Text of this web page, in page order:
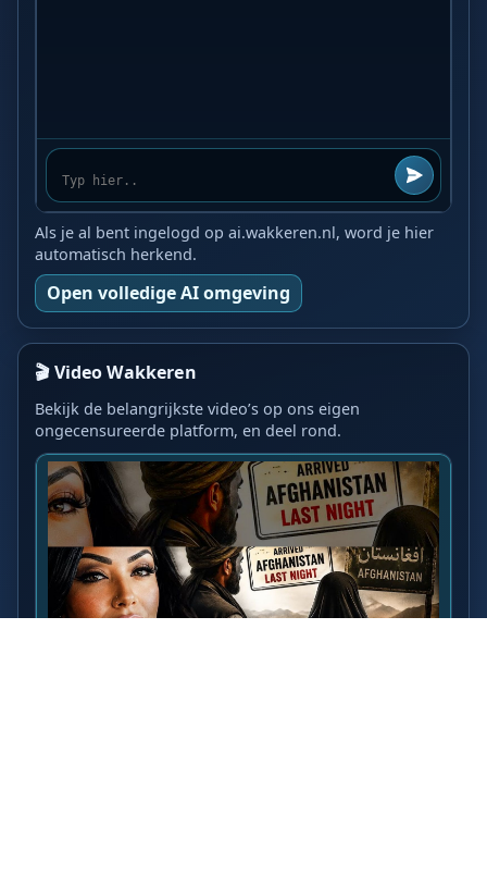
Als je al bent ingelogd op ai.wakkeren.nl, word je hier
automatisch herkend.
Open volledige AI omgeving
🎬 Video Wakkeren
Bekijk de belangrijkste video’s op ons eigen
ongecensureerde platform, en deel rond.